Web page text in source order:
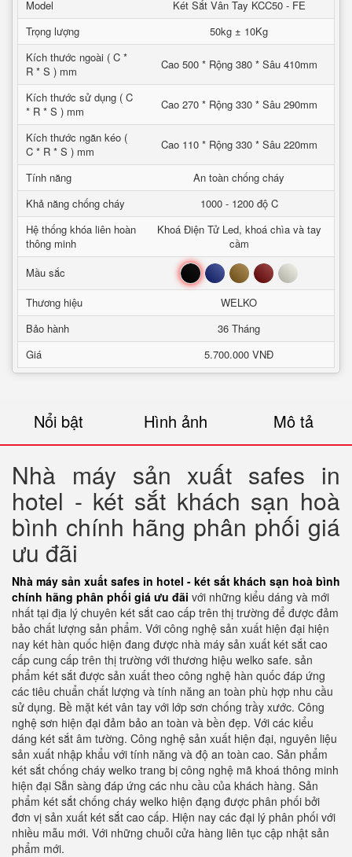
Model
Két Sắt Vân Tay KCC50 - FE
Trọng lượng
50kg ± 10Kg
Kích thước ngoài ( C *
R * S ) mm
Cao 500 * Rộng 380 * Sâu 410mm
Kích thước sử dụng ( C
* R * S ) mm
Cao 270 * Rộng 330 * Sâu 290mm
Kích thước ngăn kéo (
C * R * S ) mm
Cao 110 * Rộng 330 * Sâu 220mm
Tính năng
An toàn chống cháy
Khả năng chống cháy
1000 - 1200 độ C
Hệ thống khóa liên hoàn
thông minh
Khoá Điện Tử Led, khoá chìa và tay
cầm
Mầu sắc
Đen Xanh Nâu Đỏ Trắng
Thương hiệu
WELKO
Bảo hành
36 Tháng
Giá
5.700.000 VNĐ
Nổi bật Hình ảnh Mô tả
Nhà máy sản xuất safes in
hotel - két sắt khách sạn hoà
bình chính hãng phân phối giá
ưu đãi
Nhà máy sản xuất safes in hotel - két sắt khách sạn hoà bình
chính hãng phân phối giá ưu đãi với những kiểu dáng và mới
nhất tại địa lý chuyên két sắt cao cấp trên thị trường để được đảm
bảo chất lượng sản phẩm. Với công nghệ sản xuất hiện đại hiện
nay két hàn quốc hiện đang được nhà máy sản xuất két sắt cao
cấp cung cấp trên thị trường với thương hiệu welko safe. sản
phẩm két sắt được sản xuất theo công nghệ hàn quốc đáp ứng
các tiêu chuẩn chất lượng và tính năng an toàn phù hợp nhu cầu
sử dụng. Bề mặt két vân tay với lớp sơn chống trầy xước. Công
nghệ sơn hiện đại đảm bảo an toàn và bền đẹp. Với các kiểu
dáng két sắt âm tường. Công nghệ sản xuất hiện đại, nguyên liệu
sản xuất nhập khẩu với tính năng và độ an toàn cao. Sản phẩm
két sắt chống cháy welko trang bị công nghệ mã khoá thông minh
hiện đại Sẵn sàng đáp ứng các nhu cầu của khách hàng. Sản
phẩm két sắt chống cháy welko hiện đạng được phân phối bởi
đơn vị sản xuất két sắt cao cấp. Hiện nay các đại lý phân phối với
nhiều mẫu mới. Với những chuỗi cửa hàng liên tục cập nhật sản
phẩm mới.